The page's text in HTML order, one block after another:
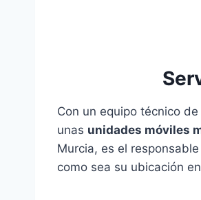
Con un equipo técnico
unas unidades móviles
Murcia, es el
como sea su ubicación